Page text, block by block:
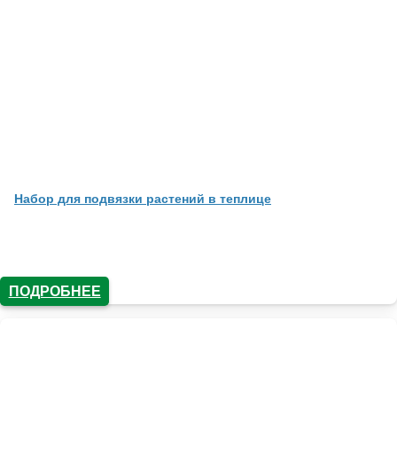
Набор для подвязки растений в теплице
ПОДРОБНЕЕ